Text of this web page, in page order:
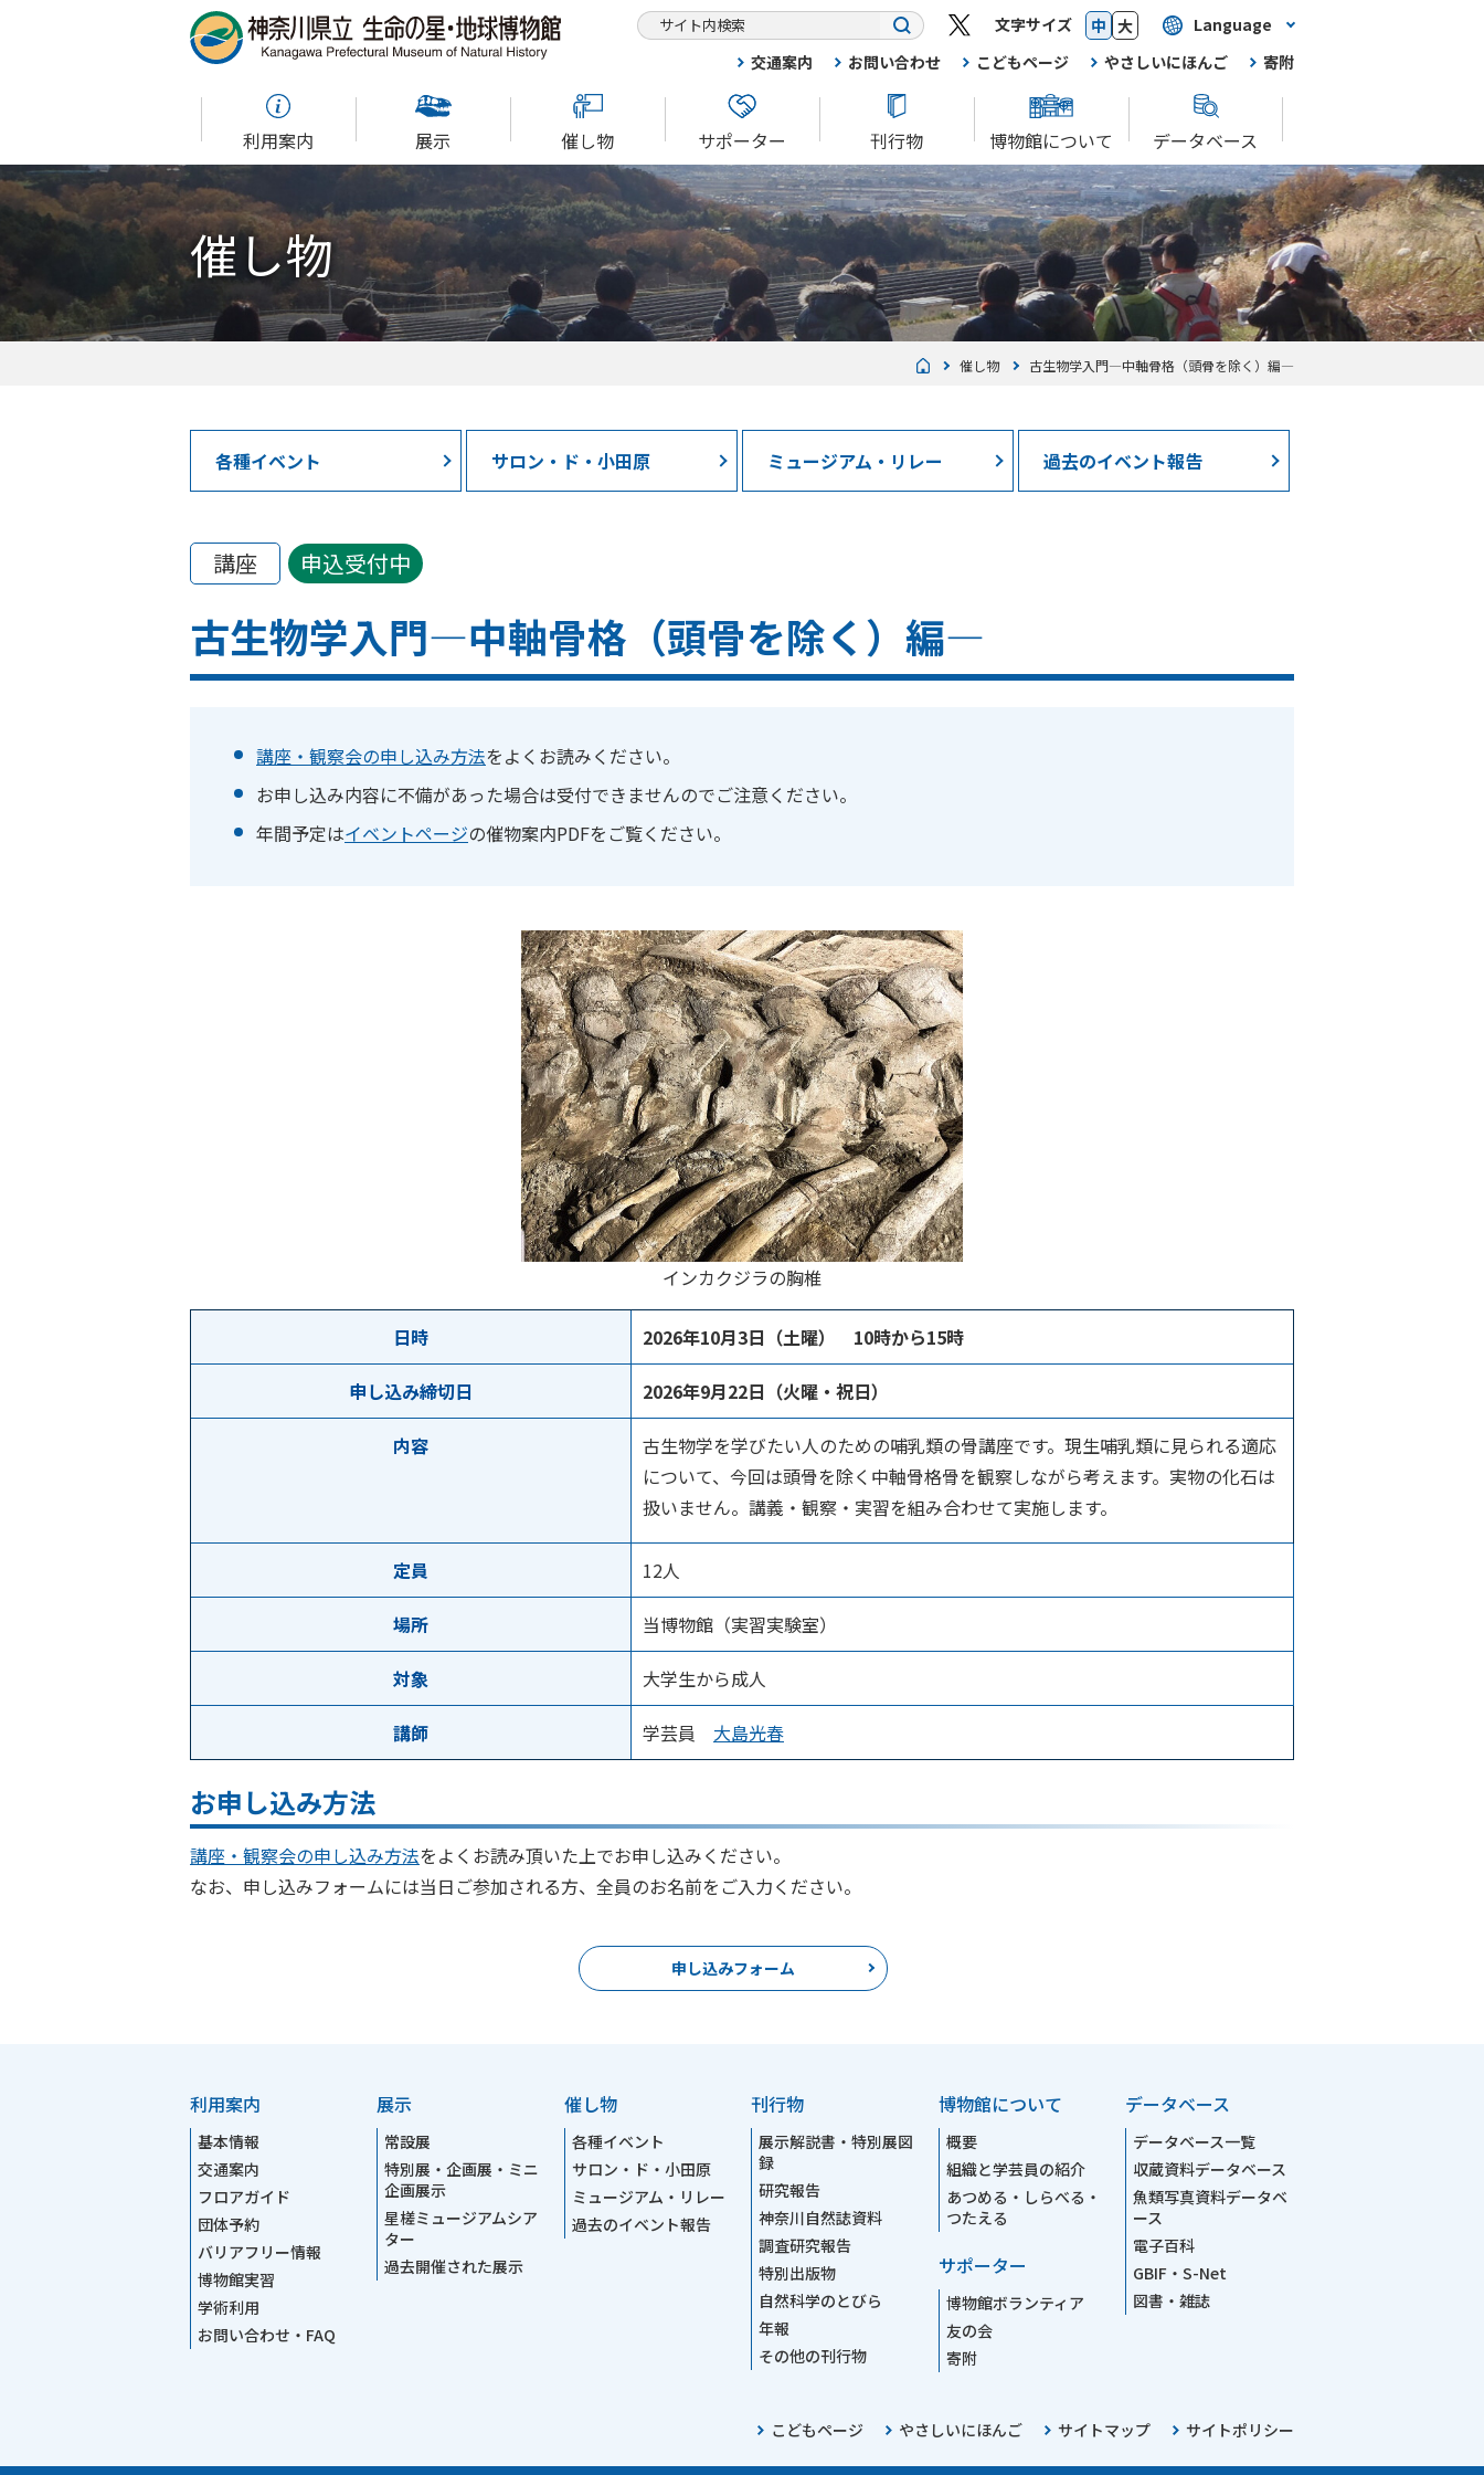
文字サイズ 中 大
Language
交通案内
お問い合わせ こどもページ やさしいにほんご 寄附
利用案内 展示 催し物 サポーター 刊行物 博物館について データベース
催し物
催し物 古生物学入門―中軸骨格（頭骨を除く）編―
各種イベント サロン・ド・小田原 ミュージアム・リレー 過去のイベント報告
講座 申込受付中
古生物学入門―中軸骨格（頭骨を除く）編―
講座・観察会の申し込み方法をよくお読みください。
お申し込み内容に不備があった場合は受付できませんのでご注意ください。
年間予定はイベントページの催物案内PDFをご覧ください。
インカクジラの胸椎
日時 2026年10月3日（土曜） 10時から15時
申し込み締切日 2026年9月22日（火曜・祝日）
内容
古生物学を学びたい人のための哺乳類の骨講座です。現生哺乳類に見られる適応
について、今回は頭骨を除く中軸骨格骨を観察しながら考えます。実物の化石は
扱いません。講義・観察・実習を組み合わせて実施します。
定員 12人
場所 当博物館（実習実験室）
対象 大学生から成人
講師 学芸員 大島光春
お申し込み方法
講座・観察会の申し込み方法をよくお読み頂いた上でお申し込みください。
なお、申し込みフォームには当日ご参加される方、全員のお名前をご入力ください。
申し込みフォーム
利用案内
基本情報
交通案内
フロアガイド
団体予約
バリアフリー情報
博物館実習
学術利用
お問い合わせ・FAQ
展示
常設展
特別展・企画展・ミニ
企画展示
星槎ミュージアムシア
ター
過去開催された展示
催し物
各種イベント
サロン・ド・小田原
ミュージアム・リレー
過去のイベント報告
刊行物
展示解説書・特別展図
録
研究報告
神奈川自然誌資料
調査研究報告
特別出版物
自然科学のとびら
年報
その他の刊行物
博物館について
概要
組織と学芸員の紹介
あつめる・しらべる・
つたえる
サポーター
博物館ボランティア
友の会
寄附
データベース
データベース一覧
収蔵資料データベース
魚類写真資料データベ
ース
電子百科
GBIF・S-Net
図書・雑誌
こどもページ やさしいにほんご サイトマップ サイトポリシー